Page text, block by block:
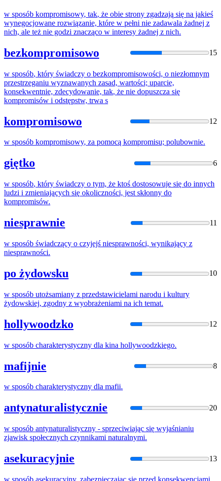
w sposób kompromisowy, tak, że obie strony zgadzają się na jakieś
wynegocjowane rozwiązanie, które w pełni nie zadawala żadnej z
nich, ale też nie godzi znacząco w interesy żadnej z nich.
bezkompromisowo 15
w sposób, który świadczy o bezkompromisowości, o niezłomnym
przestrzeganiu wyznawanych zasad, wartości; uparcie,
konsekwentnie, zdecydowanie, tak, że nie dopuszcza się
kompromisów i odstępstw, trwa s
kompromisowo 12
w sposób kompromisowy, za pomocą kompromisu; polubownie.
giętko 6
w sposób, który świadczy o tym, że ktoś dostosowuje się do innych
ludzi i zmieniających się okoliczności, jest skłonny do
kompromisów.
niesprawnie 11
w sposób świadczący o czyjejś niesprawności, wynikający z
niesprawności.
po żydowsku 10
w sposób utożsamiany z przedstawicielami narodu i kultury
żydowskiej, zgodny z wyobrażeniami na ich temat.
hollywoodzko 12
w sposób charakterystyczny dla kina hollywoodzkiego.
mafijnie 8
w sposób charakterystyczny dla mafii.
antynaturalistycznie 20
w sposób antynaturalistyczny - sprzeciwiając się wyjaśnianiu
zjawisk społecznych czynnikami naturalnymi.
asekuracyjnie 13
w sposób asekuracyjny, zabezpieczajac się przed konsekwencjami